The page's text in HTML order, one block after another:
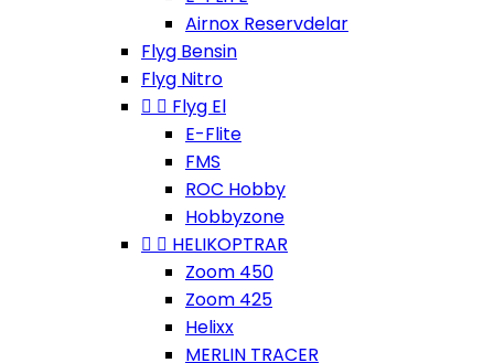
Airnox Reservdelar
Flyg Bensin
Flyg Nitro
  Flyg El
E-Flite
FMS
ROC Hobby
Hobbyzone
  HELIKOPTRAR
Zoom 450
Zoom 425
Helixx
MERLIN TRACER